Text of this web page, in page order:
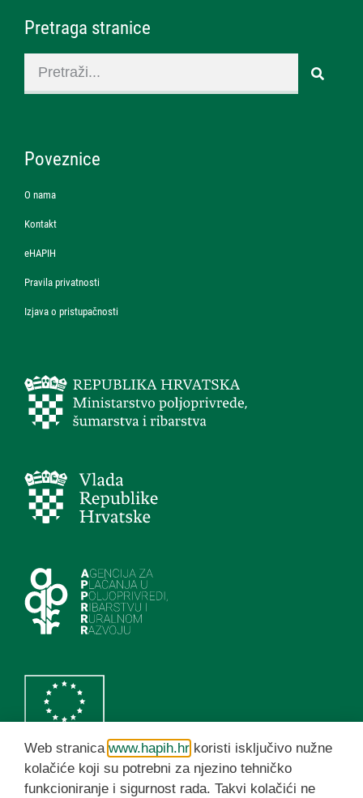
Pretraga stranice
Poveznice
O nama
Kontakt
eHAPIH
Pravila privatnosti
Izjava o pristupačnosti
HAPIH YouTube kanal
Web stranica www.hapih.hr koristi isključivo nužne
kolačiće koji su potrebni za njezino tehničko
funkcioniranje i sigurnost rada. Takvi kolačići ne